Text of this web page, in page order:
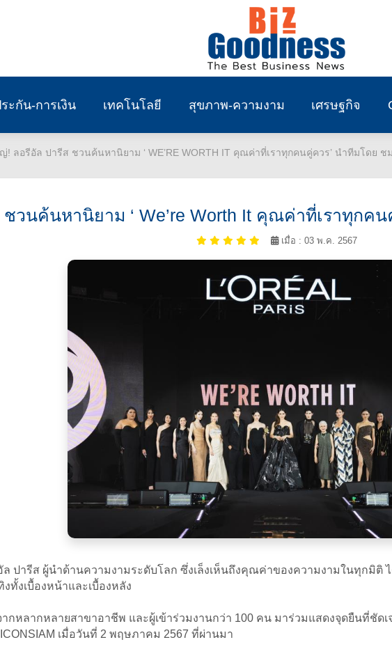
ะกัน-การเงิน เทคโนโลยี สุขภาพ-ความงาม เศรษฐกิจ
! ลอรีอัล ปารีส ชวนค้นหานิยาม ‘ WE’RE WORTH IT คุณค่าที่เราทุกคนคู่ควร’ นำทีมโดย
วนค้นหานิยาม ‘ We’re Worth It คุณค่าที่เราทุก
เมื่อ : 03 พ.ค. 2567
ปารีส ผู้นำด้านความงามระดับโลก ซึ่งเล็งเห็นถึงคุณค่าของความงามในทุกมิติ
ทั้งเบื้องหน้าและเบื้องหลัง
กหลากหลายสาขาอาชีพ และผู้เข้าร่วมงานกว่า 100 คน มาร่วมแสดงจุดยืนที่ชัดเ
เมื่อวันที่ 2 พฤษภาคม 2567 ที่ผ่านมา